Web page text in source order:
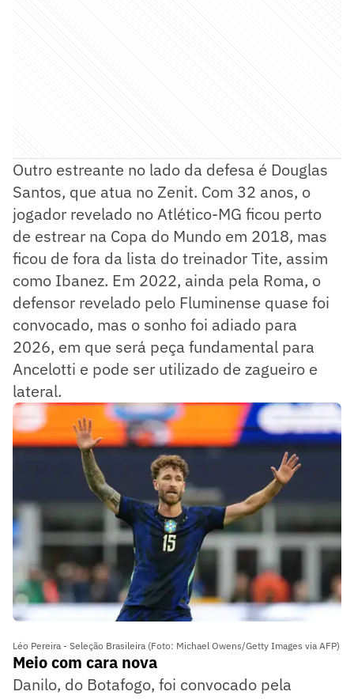
Outro estreante no lado da defesa é Douglas
Santos, que atua no Zenit. Com 32 anos, o
jogador revelado no Atlético-MG ficou perto
de estrear na Copa do Mundo em 2018, mas
ficou de fora da lista do treinador Tite, assim
como Ibanez. Em 2022, ainda pela Roma, o
defensor revelado pelo Fluminense quase foi
convocado, mas o sonho foi adiado para
2026, em que será peça fundamental para
Ancelotti e pode ser utilizado de zagueiro e
lateral.
Léo Pereira - Seleção Brasileira (Foto: Michael Owens/Getty Images via AFP)
Meio com cara nova
Danilo, do Botafogo, foi convocado pela